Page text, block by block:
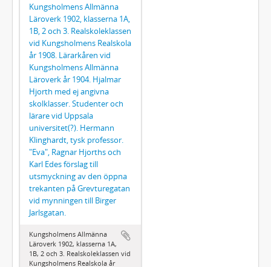
Kungsholmens Allmänna
Läroverk 1902, klasserna 1A,
1B, 2 och 3. Realskoleklassen
vid Kungsholmens Realskola
år 1908. Lärarkåren vid
Kungsholmens Allmänna
Läroverk år 1904. Hjalmar
Hjorth med ej angivna
skolklasser. Studenter och
lärare vid Uppsala
universitet(?). Hermann
Klinghardt, tysk professor.
"Eva", Ragnar Hjorths och
Karl Edes förslag till
utsmyckning av den öppna
trekanten på Grevturegatan
vid mynningen till Birger
Jarlsgatan.
Kungsholmens Allmänna
Läroverk 1902, klasserna 1A,
1B, 2 och 3. Realskoleklassen vid
Kungsholmens Realskola år